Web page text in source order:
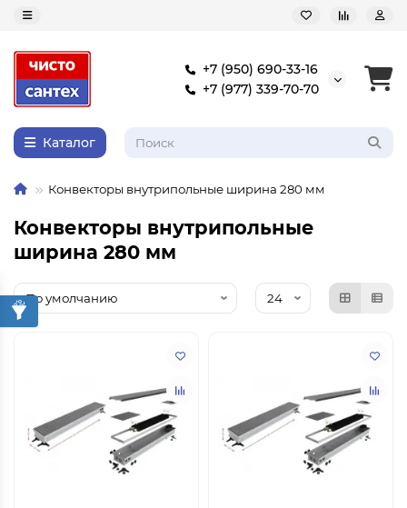
+7 (950) 690-33-16
+7 (977) 339-70-70
Каталог
Конвекторы внутрипольные ширина 280 мм
Конвекторы внутрипольные
ширина 280 мм